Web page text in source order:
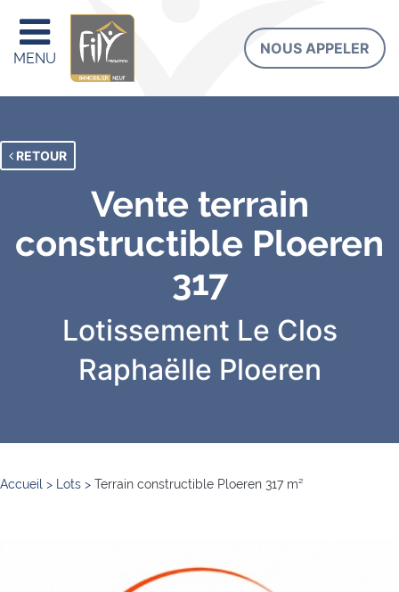
MENU
NOUS APPELER
RETOUR
Vente terrain
constructible Ploeren
317
Lotissement Le Clos
Raphaëlle Ploeren
Accueil > Lots > Terrain constructible Ploeren 317 m²